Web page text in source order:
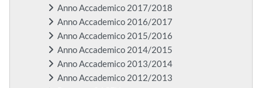
Anno Accademico 2017/2018
Anno Accademico 2016/2017
Anno Accademico 2015/2016
Anno Accademico 2014/2015
Anno Accademico 2013/2014
Anno Accademico 2012/2013